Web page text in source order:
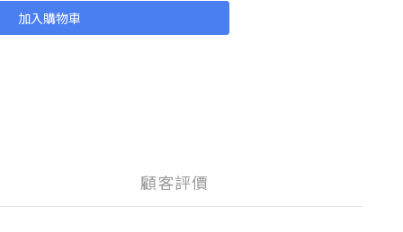
加入購物車
顧客評價